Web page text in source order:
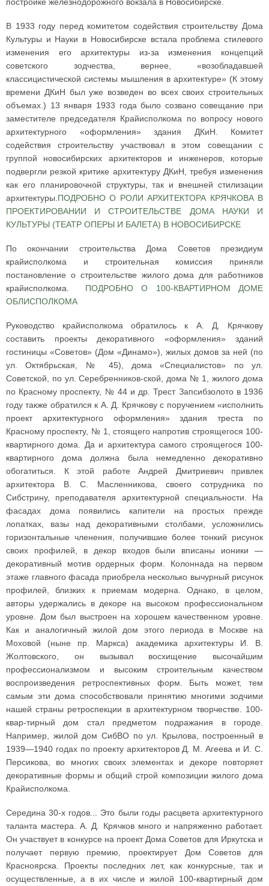
В 1933 году перед комитетом содействия строительству Дома
Культуры и Науки в Новосибирске встала проблема стилевого
изменения его архитектуры из-за изменения концепций
советского зодчества, вернее, «возобладавшей
классицистической системы мышления в архитектуре» (К этому
времени ДКиН был уже возведен во всех своих строительных
объемах.) 13 января 1933 года было созвано совещание при
заместителе председателя Крайисполкома по вопросу нового
архитектурного «оформления» здания ДКиН. Комитет
содействия строительству участвовал в этом совещании с
группой новосибирских архитекторов и инженеров, которые
подвергли резкой критике архитектуру ДКиН, требуя изменения
как его планировочной структуры, так и внешней стилизации
архитектуры. ПОДРОБНО О РОЛИ АРХИТЕКТОРА КРЯЧКОВА В
ПРОЕКТИРОВАНИИ И СТРОИТЕЛЬСТВЕ ДОМА НАУКИ И
КУЛЬТУРЫ (ТЕАТР ОПЕРЫ И БАЛЕТА) В НОВОСИБИРСКЕ
По окончании строительства Дома Советов президиум
крайисполкома и строительная комиссия приняли
постановление о строительстве жилого дома для работников
крайисполкома. ПОДРОБНО О 100-КВАРТИРНОМ ДОМЕ
ОБЛИСПОЛКОМА
Руководство крайисполкома обратилось к А. Д. Крячкову
составить проекты декоративного «оформления» зданий
гостиницы «Советов» (Дом «Динамо»), жилых домов за ней (по
ул. Октябрьская, № 45), дома «Специалистов» по ул.
Советской, по ул. Серебренников-ской, дома № 1, жилого дома
по Красному проспекту, № 44 и др. Трест Запсибзолото в 1936
году также обратился к А. Д. Крячкову с поручением «исполнить
проект архитектурного оформления» здания треста по
Красному проспекту, № 1, стоящего напротив строящегося 100-
квартирного дома. Да и архитектура самого строящегося 100-
квартирного дома должна была немедленно декоративно
обогатиться. К этой работе Андрей Дмитриевич привлек
архитектора В. С. Масленникова, своего сотрудника по
Сибстрину, преподавателя архитектурной специальности. На
фасадах дома появились капители на простых прежде
лопатках, вазы над декоративными столбами, усложнились
горизонтальные членения, получившие более тонкий рисунок
своих профилей, в декор входов были вписаны ионики —
декоративный мотив ордерных форм. Колоннада на первом
этаже главного фасада приобрела несколько вычурный рисунок
профилей, близких к приемам модерна. Однако, в целом,
авторы удержались в декоре на высоком профессиональном
уровне. Дом был выстроен на хорошем качественном уровне.
Как и аналогичный жилой дом этого периода в Москве на
Моховой (ныне пр. Маркса) академика архитектуры И. В.
Жолтовского, он вызывал восхищение высочайшим
профессионализмом и высоким строительным качеством
воспроизведения ретроспективных форм. Быть может, тем
самым эти дома способствовали принятию многими зодчими
нашей страны ретроспекции в архитектурном творчестве. 100-
квар-тирный дом стал предметом подражания в городе.
Например, жилой дом СибВО по ул. Крылова, построенный в
1939—1940 годах по проекту архитекторов Д. М. Агеева и И. С.
Персикова, во многих своих элементах и декоре повторяет
декоративные формы и общий строй композиции жилого дома
Крайисполкома.
Середина 30-х годов... Это были годы расцвета архитектурного
таланта мастера. А. Д. Крячков много и напряженно работает.
Он участвует в конкурсе на проект Дома Советов для Иркутска и
получает первую премию, проектирует Дом Советов для
Красноярска. Проекты последних лет, как конкурсные, так и
осуществленные, а в их числе и жилой 100-квартирный дом